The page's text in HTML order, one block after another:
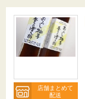
店舗まとめて
配送